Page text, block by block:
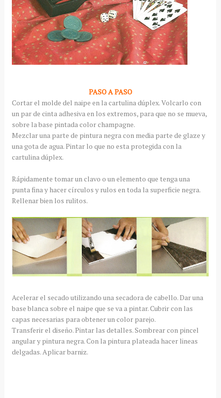
PASO A PASO
Cortar el molde del naipe en la cartulina dúplex.Volcarlo con
un par de cinta adhesiva en los extremos, para que no se mueva,
sobre la base pintada colorchampagne.
Mezclar una parte de pintura negra con media parte de glaze y
una gota de agua. Pintar lo que no esta protegida con la
cartulina dúplex.
Rápidamente tomar un clavo o un elemento que tenga una
punta fina y hacercírculos y rulos en toda la superficie negra.
Rellenar bien los rulitos.
Acelerarel secado utilizando una secadora de cabello. Dar una
base blanca sobre el naipe que se va a pintar. Cubrir con las
capas necesarias para obtener un color parejo.
Transferir el diseño. Pintar las detalles. Sombrear con pincel
angular y pintura negra. Con la pintura plateada hacer lineas
delgadas. Aplicar barniz.